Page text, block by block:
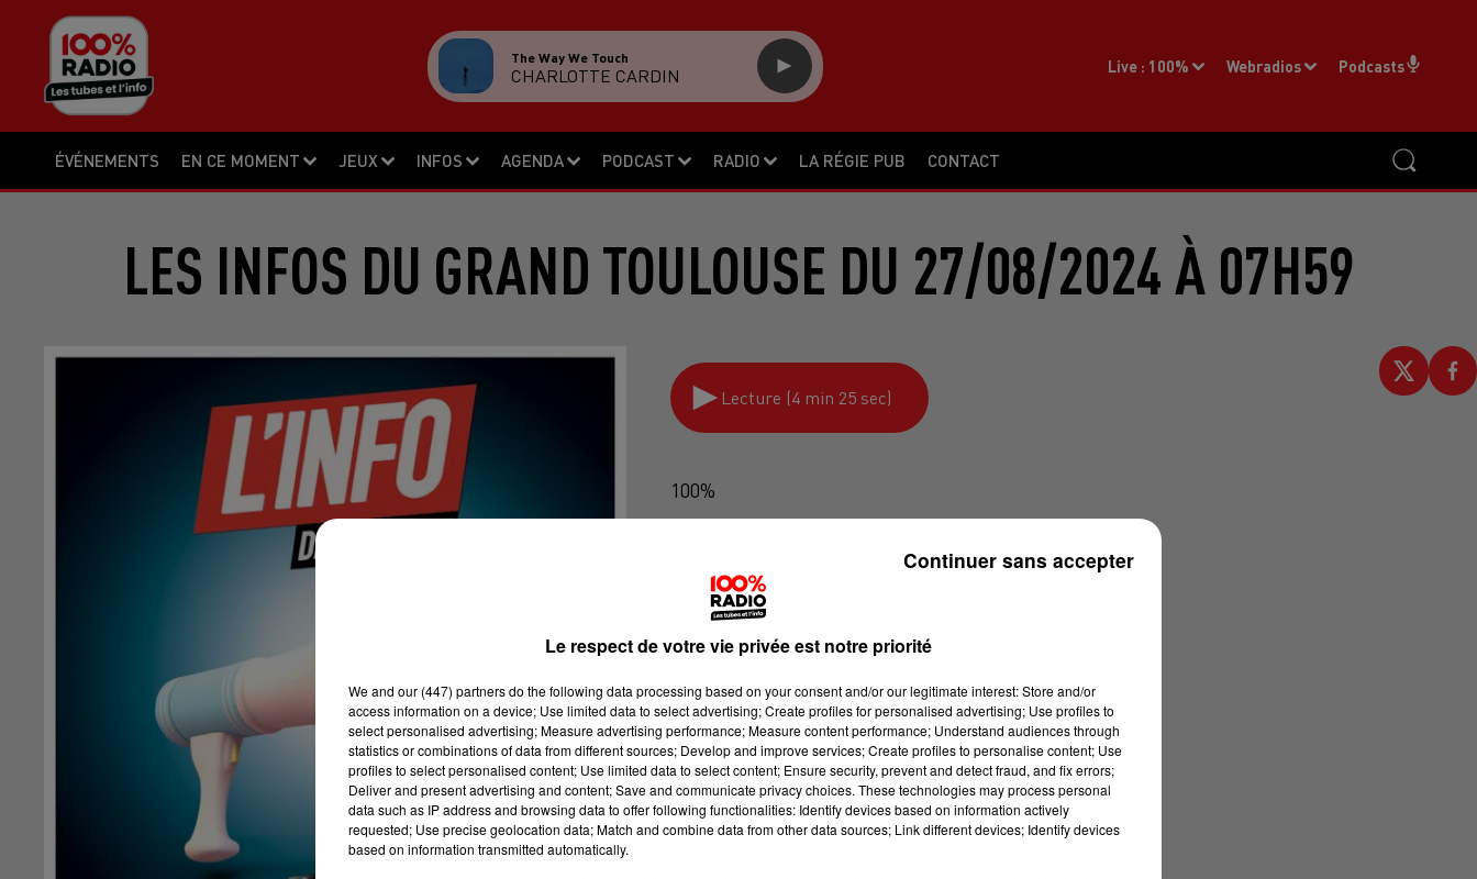
ÉVÉNEMENTS EN CE MOMENT JEUX INFOS AGENDA PODCAST RADIO LA RÉGIE PUB CONTACT
Live : 100% Webradios Podcasts
The Way We Touch
CHARLOTTE CARDIN
LES INFOS DU GRAND TOULOUSE DU 27/08/2024 À 07H59
Lecture (4 min 25 sec)
100%
Le respect de votre vie privée est notre priorité
We and our (447) partnersdo the following data processing based on your consent and/or our legitimate interest: Store and/or
access information on a device; Use limited data to select advertising; Create profiles for personalised advertising; Use profiles to
select personalised advertising; Measure advertising performance; Measure content performance; Understand audiences through
statistics or combinations of data from different sources; Develop and improve services; Create profiles to personalise content; Use
profiles to select personalised content; Use limited data to select content; Ensure security, prevent and detect fraud, and fix errors;
Deliver and present advertising and content; Save and communicate privacy choices. These technologies may process personal
data such as IP address and browsing data to offer following functionalities: Identify devices based on information actively
requested; Use precise geolocation data; Match and combine data from other data sources; Link different devices; Identify devices
based on information transmitted automatically.
Continuer sans accepter